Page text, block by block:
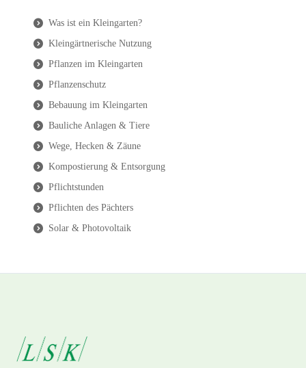
Was ist ein Kleingarten?
Kleingärtnerische Nutzung
Pflanzen im Kleingarten
Pflanzenschutz
Bebauung im Kleingarten
Bauliche Anlagen & Tiere
Wege, Hecken & Zäune
Kompostierung & Entsorgung
Pflichtstunden
Pflichten des Pächters
Solar & Photovoltaik